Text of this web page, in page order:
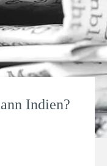
Indien?